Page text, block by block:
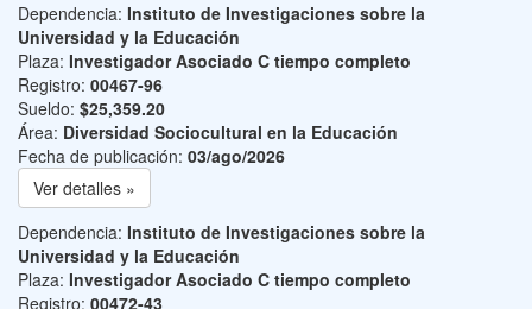
Dependencia: Instituto de Investigaciones sobre la
Universidad y la Educación
Plaza: Investigador Asociado C tiempo completo
Registro: 00467-96
Sueldo: $25,359.20
Área: Diversidad Sociocultural en la Educación
Fecha de publicación: 03/ago/2026
Ver detalles »
Dependencia: Instituto de Investigaciones sobre la
Universidad y la Educación
Plaza: Investigador Asociado C tiempo completo
Registro: 00472-43